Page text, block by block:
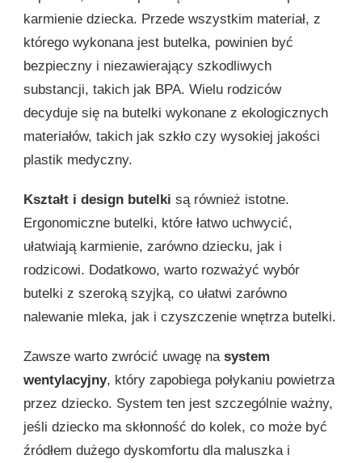
karmienie dziecka. Przede wszystkim materiał, z
którego wykonana jest butelka, powinien być
bezpieczny i niezawierający szkodliwych
substancji, takich jak BPA. Wielu rodziców
decyduje się na butelki wykonane z ekologicznych
materiałów, takich jak szkło czy wysokiej jakości
plastik medyczny.
Kształt i design butelki są również istotne.
Ergonomiczne butelki, które łatwo uchwycić,
ułatwiają karmienie, zarówno dziecku, jak i
rodzicowi. Dodatkowo, warto rozważyć wybór
butelki z szeroką szyjką, co ułatwi zarówno
nalewanie mleka, jak i czyszczenie wnętrza butelki.
Zawsze warto zwrócić uwagę na system
wentylacyjny, który zapobiega połykaniu powietrza
przez dziecko. System ten jest szczególnie ważny,
jeśli dziecko ma skłonność do kolek, co może być
źródłem dużego dyskomfortu dla maluszka i